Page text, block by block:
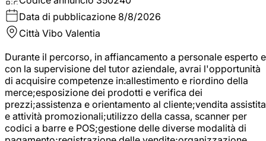
Data di pubblicazione 8/8/2026
Città Vibo Valentia
Durante il percorso, in affiancamento a personale esperto e
con la supervisione del tutor aziendale, avrai l'opportunità
di acquisire competenze in:allestimento e riordino della
merce;esposizione dei prodotti e verifica dei
prezzi;assistenza e orientamento al cliente;vendita assistita
e attività promozionali;utilizzo della cassa, scanner per
codici a barre e POS;gestione delle diverse modalità di